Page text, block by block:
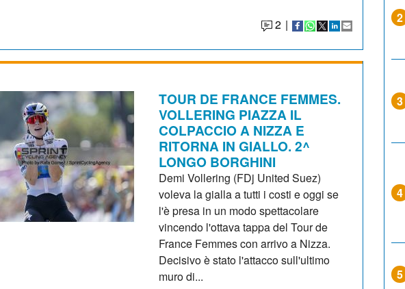
2 |
TOUR DE FRANCE FEMMES.
VOLLERING PIAZZA IL
COLPACCIO A NIZZA E
RITORNA IN GIALLO. 2^
LONGO BORGHINI
Demi Vollering (FDj United Suez)
voleva la gialla a tutti i costi e oggi se
l'è presa in un modo spettacolare
vincendo l'ottava tappa del Tour de
France Femmes con arrivo a Nizza.
Decisivo è stato l'attacco sull'ultimo
muro di...
2
3
4
5